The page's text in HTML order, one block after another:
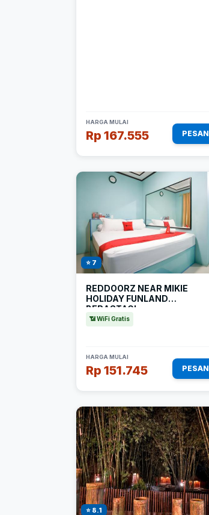
HARGA MULAI
Rp 167.555 PESAN
⭐ 7
REDDOORZ NEAR MIKIE
HOLIDAY FUNLAND
BERASTAGI
📶 WiFi Gratis
HARGA MULAI
Rp 151.745 PESAN
⭐ 8.1